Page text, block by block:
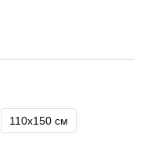
110x150 см